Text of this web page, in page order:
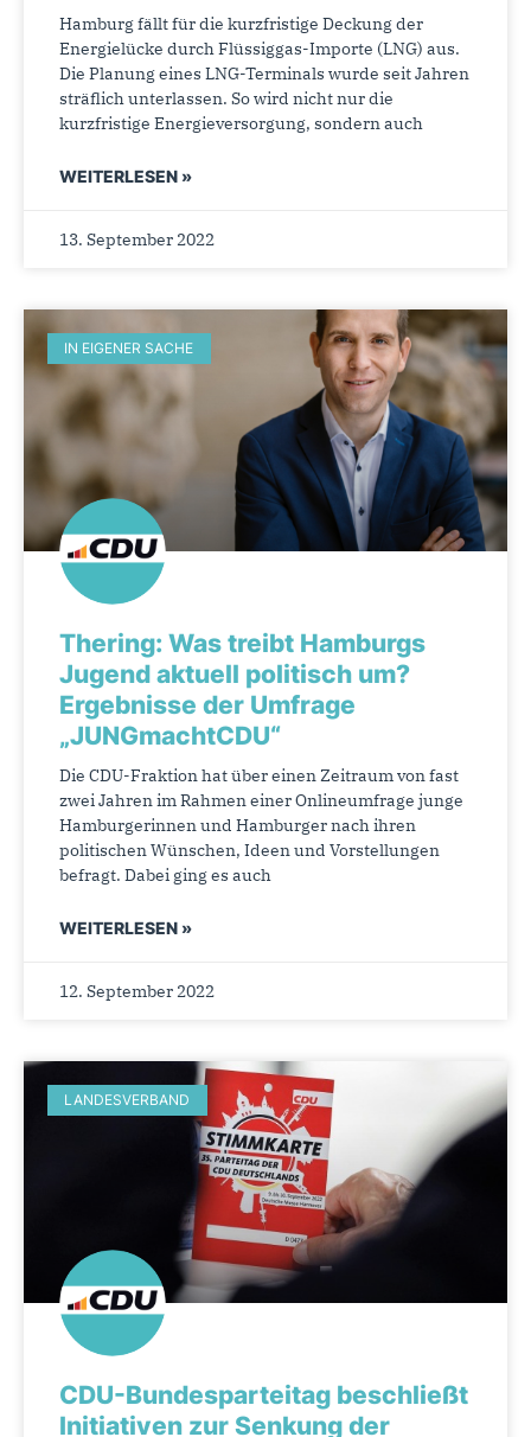
Hamburg fällt für die kurzfristige Deckung der
Energielücke durch Flüssiggas-Importe (LNG) aus.
Die Planung eines LNG-Terminals wurde seit Jahren
sträflich unterlassen. So wird nicht nur die
kurzfristige Energieversorgung, sondern auch
WEITERLESEN »
13. September 2022
IN EIGENER SACHE
Thering: Was treibt Hamburgs
Jugend aktuell politisch um?
Ergebnisse der Umfrage
„JUNGmachtCDU“
Die CDU-Fraktion hat über einen Zeitraum von fast
zwei Jahren im Rahmen einer Onlineumfrage junge
Hamburgerinnen und Hamburger nach ihren
politischen Wünschen, Ideen und Vorstellungen
befragt. Dabei ging es auch
WEITERLESEN »
12. September 2022
LANDESVERBAND
CDU-Bundesparteitag beschließt
Initiativen zur Senkung der